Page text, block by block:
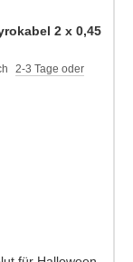
2 x 0,45
2-3 Tage oder